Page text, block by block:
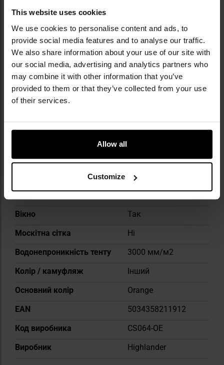
This website uses cookies
We use cookies to personalise content and ads, to
provide social media features and to analyse our traffic.
We also share information about your use of our site with
our social media, advertising and analytics partners who
may combine it with other information that you’ve
provided to them or that they’ve collected from your use
of their services.
Allow all
Customize
вигляді
Вентиляція
Так
Кількість осіб
3
Кількість спалень
1
Тент
Є, одношаровий
намет
Конструкція намету
Двосхилий
Вікно
Так
Москітна сітка
Ні
Водонепроникність тенту
3000 мм/м2
Колір / камуфляж
Інший
Основний колір
Orange
EAN
5034358211912
Код виробника
CS064-OE
Виробник
Highlander